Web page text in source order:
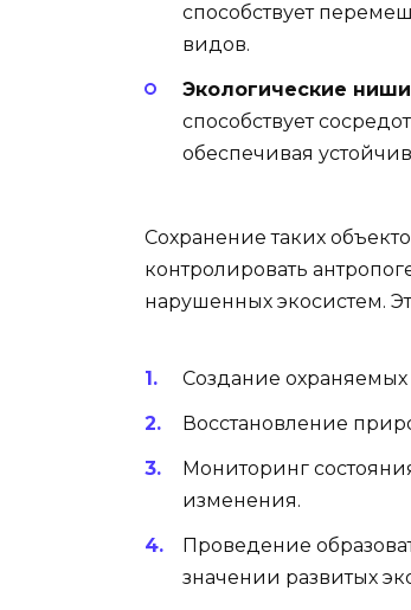
способствует
видов.
Экологические
способствует
обеспечивая
Сохранение таких
контролировать
нарушенных экосистем.
Создание
Восстановление
Мониторинг
изменения.
Проведение
значении развитых